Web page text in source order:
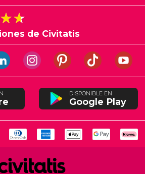
de Civitatis
DISPONIBLE EN
Google Play